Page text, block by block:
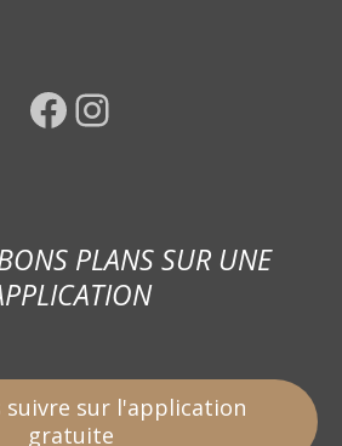
Facebook Instagram
PLANS SUR UNE
suivre sur l'application
gratuite